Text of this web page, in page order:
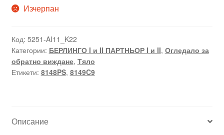
Изчерпан
Код: 5251-AI11_K22
Категории: БЕРЛИНГО I и II ПАРТНЬОР I и II, Огледало за
обратно виждане, Тяло
Етикети: 8148PS, 8149C9
Описание